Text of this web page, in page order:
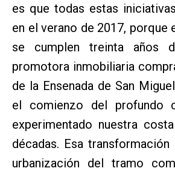
es que todas estas
en el verano de 2017, porque
se cumplen treinta años
promotora inmobiliaria
de la Ensenada de San
el comienzo del profundo
experimentado nuestra
décadas. Esa
urbanización del tramo